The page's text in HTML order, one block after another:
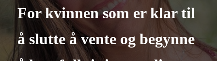
For kvinnen som er klar til
å slutte å vente og begynne